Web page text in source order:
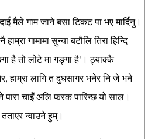
मैले गाम जाने बसा टिकट पा भए मार्दिनु।
गामामा सुन्या बटौलि तिरा हिन्दि
है तो लोटे मा गङ्गा है'। ठ्याक्कै
हाम्रा लागि त दुधसागर भनेर नि जे भने
पारा चाइँ अलि फरक पारिन्छ यो साल।
तताएर न्वाउने हुम्।